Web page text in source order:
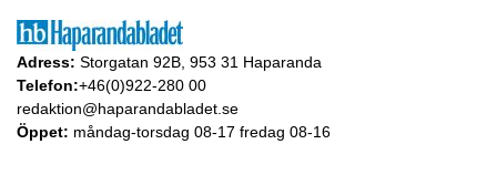
Adress: Storgatan 92B, 953 31 Haparanda
Telefon:+46(0)922-280 00
redaktion@haparandabladet.se
Öppet: måndag-torsdag 08-17 fredag 08-16